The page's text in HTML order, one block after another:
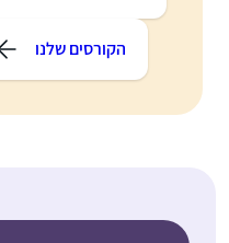
הקורסים שלנו